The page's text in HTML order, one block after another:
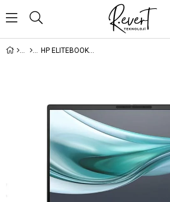
HP ELITEBOOK 660 G11 9C075EA INTEL ULTRA 5-125U 16GB 512SSD 16 DOS